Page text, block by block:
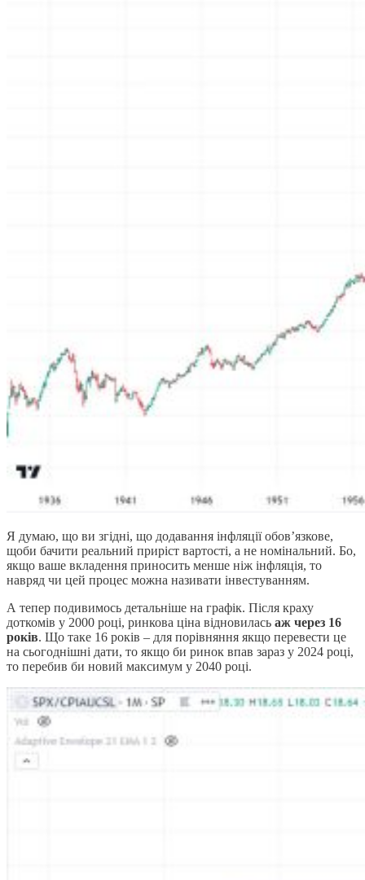
Я думаю, що ви згідні, що додавання інфляції обов’язкове,
щоби бачити реальний приріст вартості, а не номінальний. Бо,
якщо ваше вкладення приносить менше ніж інфляція, то
навряд чи цей процес можна називати інвестуванням.
А тепер подивимось детальніше на графік. Після краху
доткомів у 2000 році, ринкова ціна відновилась аж через 16
років. Що таке 16 років – для порівняння якщо перевести це
на сьогоднішні дати, то якщо би ринок впав зараз у 2024 році,
то перебив би новий максимум у 2040 році.